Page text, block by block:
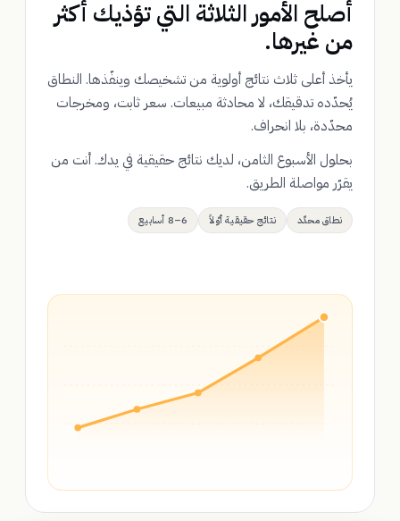
أصلح الأمور الثلاثة التي تؤذيك أكثر
من غيرها.
يأخذ أعلى ثلاث نتائج أولوية من تشخيصك وينفّذها. النطاق
يُحدّده تدقيقك، لا محادثة مبيعات. سعر ثابت، ومخرجات
محدّدة، بلا انحراف.
بحلول الأسبوع الثامن، لديك نتائج حقيقية في يدك. أنت من
يقرّر مواصلة الطريق.
نطاق محدّد نتائج حقيقية أوّلاً 6–8 أسابيع